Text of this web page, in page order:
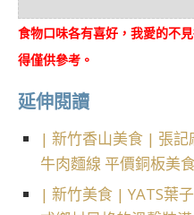
食物口味各有喜好，我愛的不
得僅供參考。
延伸閱讀
| 新竹香山美食 | 張記
牛肉麵線 平價銅板美
| 新竹美食 | YATS葉